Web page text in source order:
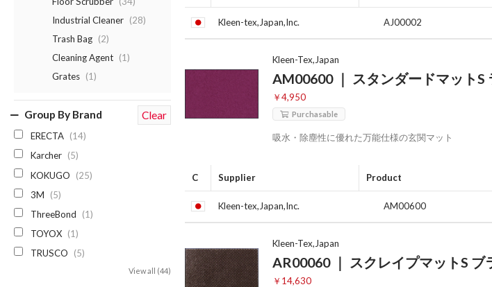
Kleen-tex,Japan,Inc. AJ00002
Kleen-Tex,Japan
AM00600 ｜ スタンダードマット
￥4,950
Purchasable
吸水・除塵性に優れた万能仕様の玄関マット
C Supplier Product
Kleen-tex,Japan,Inc. AM00600
Kleen-Tex,Japan
AR00060 ｜ スクレイプマットS ブ
￥14,630
Industrial Cleaner (28)
Trash Bag (2)
Cleaning Agent (1)
Grates (1)
Group By Brand Clear
ERECTA (14)
Karcher (5)
KOKUGO
(25)
3M
(5)
ThreeBond
(1)
TOYOX (1)
TRUSCO
(5)
View all (44)